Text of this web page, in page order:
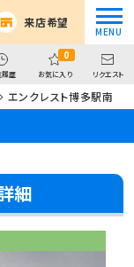
来店希望
履歴
0
お気に入り リクエスト
エンクレスト博多駅南
細